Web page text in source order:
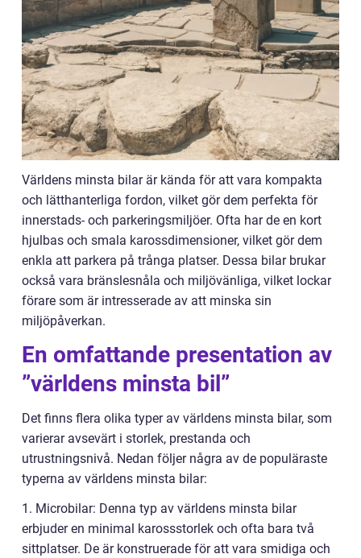
Världens minsta bilar är kända för att vara kompakta
och lätthanterliga fordon, vilket gör dem perfekta för
innerstads- och parkeringsmiljöer. Ofta har de en kort
hjulbas och smala karossdimensioner, vilket gör dem
enkla att parkera på trånga platser. Dessa bilar brukar
också vara bränslesnåla och miljövänliga, vilket lockar
förare som är intresserade av att minska sin
miljöpåverkan.
En omfattande presentation av
”världens minsta bil”
Det finns flera olika typer av världens minsta bilar, som
varierar avsevärt i storlek, prestanda och
utrustningsnivå. Nedan följer några av de populäraste
typerna av världens minsta bilar:
1. Microbilar: Denna typ av världens minsta bilar
erbjuder en minimal karossstorlek och ofta bara två
sittplatser. De är konstruerade för att vara smidiga och